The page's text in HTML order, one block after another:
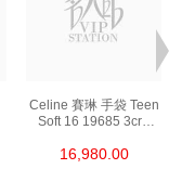
Celine 賽琳 手袋 Teen
Soft 16 19685 3cr8
16,980.00